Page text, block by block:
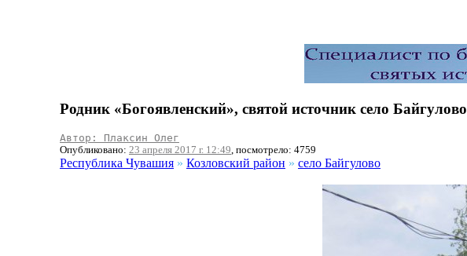
Родник «Богоявленский», святой источник село Байгулово
Автор: Плаксин Олег
Опубликовано: 23 апреля 2017 г. 12:49, посмотрело: 4759
Республика Чувашия » Козловский район » село Байгулово